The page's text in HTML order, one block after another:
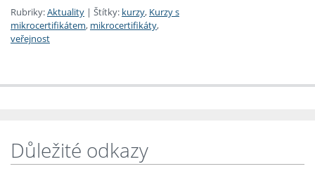
Rubriky:Aktuality | Štítky: kurzy, Kurzy s
mikrocertifikátem, mikrocertifikáty,
veřejnost
Důležité odkazy